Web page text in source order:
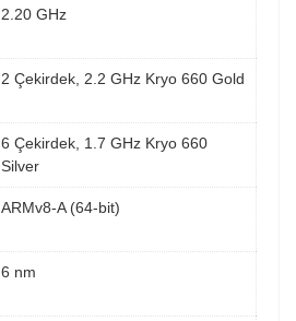
2.20 GHz
2 Çekirdek, 2.2 GHz Kryo 660 Gold
6 Çekirdek, 1.7 GHz Kryo 660
Silver
ARMv8-A (64-bit)
6 nm